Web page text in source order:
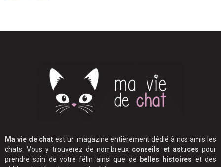
Ma vie de chat est un magazine entièrement dédié à nos amis les
chats. Vous y trouverez de nombreux conseils et astuces pour
prendre soin de votre félin ainsi que de
belles histoires et des